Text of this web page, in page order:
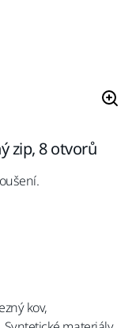
zip, 8 otvorů
kov,